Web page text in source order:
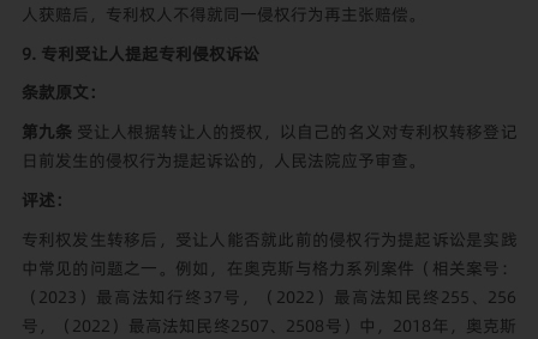
人获赔后，专利权人不得就同一侵权行为再主张赔偿。
9. 专利受让人提起专利侵权诉讼
条款原文：
第九条受让人根据转让人的授权，以自己的名义对专利权转移登记
日前发生的侵权行为提起诉讼的，人民法院应予审查。
评述：
专利权发生转移后，受让人能否就此前的侵权行为提起诉讼是实践
中常见的问题之一。例如，在奥克斯与格力系列案件（相关案号：
（2023）最高法知行终37号，（2022）最高法知民终255、256
号，（2022）最高法知民终2507、2508号）中，2018年，奥克斯